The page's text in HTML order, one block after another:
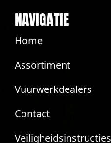
NAVIGATIE
Home
Assortiment
Vuurwerkdealers
Contact
Veiligheidsinstructies